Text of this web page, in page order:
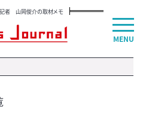
記者 山岡俊介の取材メモ
MENU